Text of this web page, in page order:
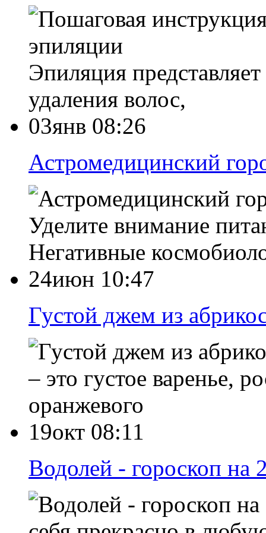
Эпиляция
удаления волос,
03янв 08:26
Астромедицинский
Уделите внимание
Негативные
24июн 10:47
Густой джем из
– это густое варенье,
оранжевого
19окт 08:11
Водолей - гороскоп на